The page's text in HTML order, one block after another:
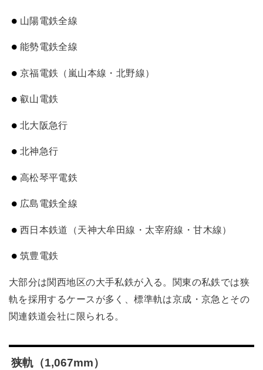
山陽電鉄全線
能勢電鉄全線
京福電鉄（嵐山本線・北野線）
叡山電鉄
北大阪急行
北神急行
高松琴平電鉄
広島電鉄全線
西日本鉄道（天神大牟田線・太宰府線・甘木線）
筑豊電鉄
大部分は関西地区の大手私鉄が入る。関東の私鉄では狭
軌を採用するケースが多く、標準軌は京成・京急とその
関連鉄道会社に限られる。
狭軌（1,067mm）